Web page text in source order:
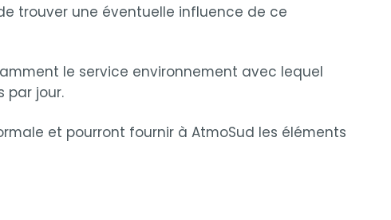
trouver une éventuelle influence de ce
le service environnement avec lequel
par jour.
et pourront fournir à AtmoSud les éléments